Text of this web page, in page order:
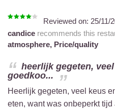
Reviewed on: 25/11/
candice recommends this
atmosphere, Price/quality
heerlijk gegeten,
goedkoo...
Heerlijk gegeten, veel keus
eten, want was onbeperkt